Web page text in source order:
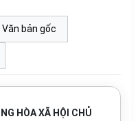
Văn bản gốc
HÒA XÃ HỘI CHỦ